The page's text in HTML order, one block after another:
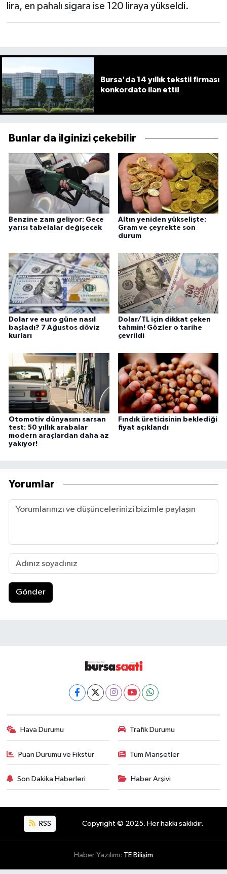
lira, en pahalı sigara ise 120 liraya yükseldi.
Bursa'da 14 yıllık tekstil firması
konkordato ilan etti!
Bunlar da ilginizi çekebilir
Benzine zam geliyor: Gece
yarısı tabelalar değişecek
Altın yeniden yükselişte:
Gram ve çeyrekte son
durum
Dolar ve euro güne nasıl
başladı? 7 Ağustos döviz
kurları
Dolar/TL için dikkat çeken
tahmin! Gözler o tarihe
çevrildi
Otomotiv dünyasını sarsan
test: 50 yıllık arabalar
modern araçlardan daha az
yakıyor!
Fındık üreticisinin beklediği
fiyat açıklandı
Yorumlar
Gönder
Hava Durumu Trafik Durumu
Puan Durumu ve Fikstür Tüm Manşetler
Son Dakika Haberleri Haber Arşivi
RSS Copyright © 2025. Her hakkı saklıdır.
Haber Yazılımı: TE Bilişim